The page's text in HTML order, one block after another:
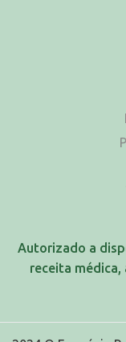
Autorizado a
receita